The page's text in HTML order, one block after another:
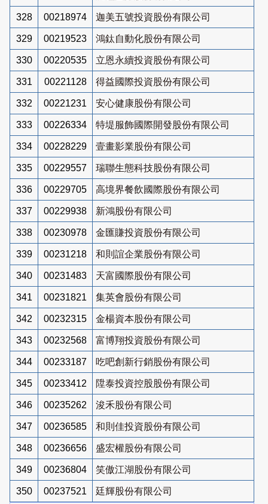
328 00218974 迦美五號投資股份有限公司
329 00219523 鴻鈦自動化股份有限公司
330 00220535 立恩永續投資股份有限公司
331 00221128 得益國際投資股份有限公司
332 00221231 安心健康股份有限公司
333 00226334 特堤服飾國際開發股份有限公司
334 00228229 壹畫影業股份有限公司
335 00229557 瑞聯生態科技股份有限公司
336 00229705 高境界餐飲國際股份有限公司
337 00229938 新鴻股份有限公司
338 00230978 金匯賺投資股份有限公司
339 00231218 和則誼企業股份有限公司
340 00231483 天富國際股份有限公司
341 00231821 集英會股份有限公司
342 00232315 金楊資本股份有限公司
343 00232568 富博翔投資股份有限公司
344 00233187 吃吧創新行銷股份有限公司
345 00233412 陞泰投資控股股份有限公司
346 00235262 浚禾股份有限公司
347 00236585 和則佳投資股份有限公司
348 00236656 盛宏權股份有限公司
349 00236804 笑傲江湖股份有限公司
350 00237521
廷輝股份有限公司